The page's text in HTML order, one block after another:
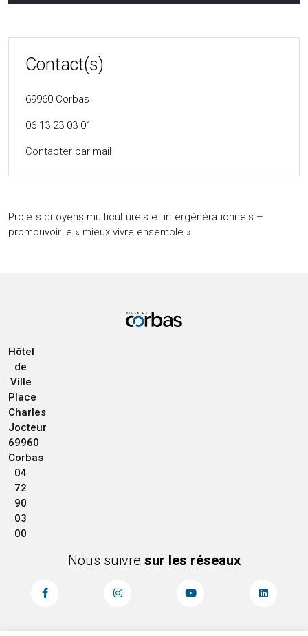
Contact(s)
69960 Corbas
06 13 23 03 01
Contacter par mail
Projets citoyens multiculturels et intergénérationnels –
promouvoir le « mieux vivre ensemble »
Hôtel
de
Ville
Place
Charles
Jocteur
69960
Corbas
04
72
90
03
00
Nous suivre sur les réseaux